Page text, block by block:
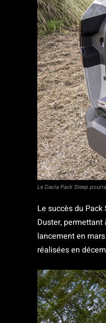
Le Dacia Pack Sleep
Le succès du
Duster,
lancement en
réalisées en